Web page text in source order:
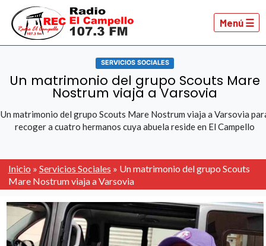
Menú ☰
SERVICIOS SOCIALES
Un matrimonio del grupo Scouts Mare
Nostrum viaja a Varsovia
Un matrimonio del grupo Scouts Mare Nostrum viaja a Varsovia
recoger a cuatro hermanos cuya abuela reside en El Campello
Inicio » Servicios Sociales » Un matrimonio del grupo Scouts
Mare Nostrum viaja a Varsovia